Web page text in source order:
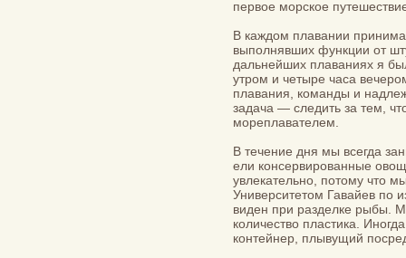
первое морское
В каждом плавании
выполнявших функции от
дальнейших плаваниях я
утром и четыре часа
плавания, команды и
задача — следить за тем,
мореплавателем.
В течение дня мы всегда
ели консервированные
увлекательно, потому что
Университетом Гавайев по
виден при разделке рыбы.
количество пластика.
контейнер, плывущий